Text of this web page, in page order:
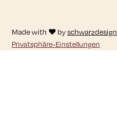
Made with ♥ byschwarzdesign
Privatsphäre-Einstellungen